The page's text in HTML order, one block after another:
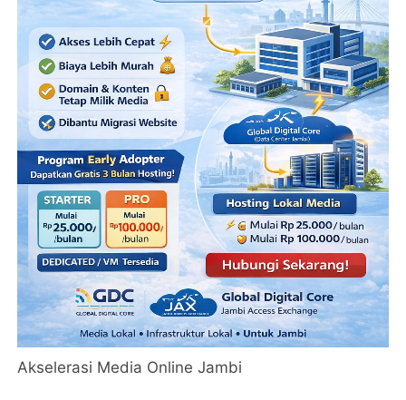
Akselerasi Media Online Jambi